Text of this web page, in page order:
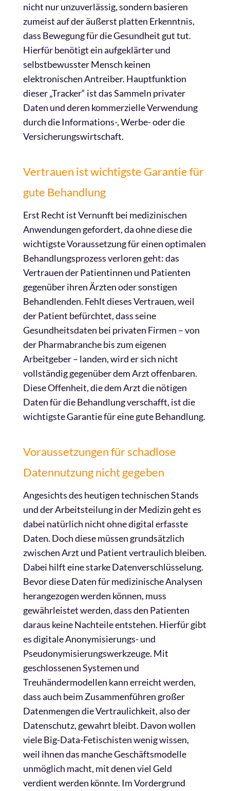
nicht nur unzuverlässig, sondern basieren
zumeist auf der äußerst platten Erkenntnis,
dass Bewegung für die Gesundheit gut tut.
Hierfür benötigt ein aufgeklärter und
selbstbewusster Mensch keinen
elektronischen Antreiber. Hauptfunktion
dieser „Tracker“ ist das Sammeln privater
Daten und deren kommerzielle Verwendung
durch die Informations-, Werbe- oder die
Versicherungswirtschaft.
Vertrauen ist wichtigste Garantie für
gute Behandlung
Erst Recht ist Vernunft bei medizinischen
Anwendungen gefordert, da ohne diese die
wichtigste Voraussetzung für einen optimalen
Behandlungsprozess verloren geht: das
Vertrauen der Patientinnen und Patienten
gegenüber ihren Ärzten oder sonstigen
Behandlenden. Fehlt dieses Vertrauen, weil
der Patient befürchtet, dass seine
Gesundheitsdaten bei privaten Firmen – von
der Pharmabranche bis zum eigenen
Arbeitgeber – landen, wird er sich nicht
vollständig gegenüber dem Arzt offenbaren.
Diese Offenheit, die dem Arzt die nötigen
Daten für die Behandlung verschafft, ist die
wichtigste Garantie für eine gute Behandlung.
Voraussetzungen für schadlose
Datennutzung nicht gegeben
Angesichts des heutigen technischen Stands
und der Arbeitsteilung in der Medizin geht es
dabei natürlich nicht ohne digital erfasste
Daten. Doch diese müssen grundsätzlich
zwischen Arzt und Patient vertraulich bleiben.
Dabei hilft eine starke Datenverschlüsselung.
Bevor diese Daten für medizinische Analysen
herangezogen werden können, muss
gewährleistet werden, dass den Patienten
daraus keine Nachteile entstehen. Hierfür gibt
es digitale Anonymisierungs- und
Pseudonymisierungswerkzeuge. Mit
geschlossenen Systemen und
Treuhändermodellen kann erreicht werden,
dass auch beim Zusammenführen großer
Datenmengen die Vertraulichkeit, also der
Datenschutz, gewahrt bleibt. Davon wollen
viele Big-Data-Fetischisten wenig wissen,
weil ihnen das manche Geschäftsmodelle
unmöglich macht, mit denen viel Geld
verdient werden könnte. Im Vordergrund